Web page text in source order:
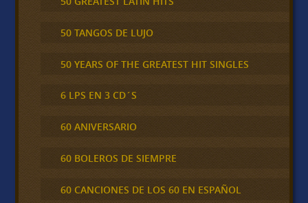
50 TANGOS DE LUJO
50 YEARS OF THE GREATEST HIT SINGLES
6 LPS EN 3 CD´S
60 ANIVERSARIO
60 BOLEROS DE SIEMPRE
60 CANCIONES DE LOS 60 EN ESPAÑOL